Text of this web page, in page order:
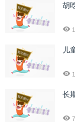
胡
儿
长